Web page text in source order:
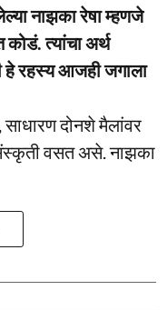
नाझका रेषा म्हणजे
त्यांचा अर्थ
रहस्य आजही जगाला
साधारण दोनशे मैलांवर
वसत असे. नाझका